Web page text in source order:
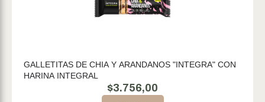
GALLETITAS DE CHIA Y ARANDANOS "INTEGRA" CON
HARINA INTEGRAL
$3.756,00